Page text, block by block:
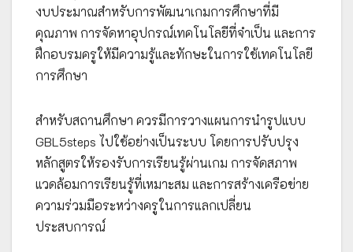
งบประมาณสำหรับการพัฒนาเกมการศึกษาที่มี
คุณภาพ การจัดหาอุปกรณ์เทคโนโลยีที่จำเป็น และการ
ฝึกอบรมครูให้มีความรู้และทักษะในการใช้เทคโนโลยี
การศึกษา
สำหรับสถานศึกษา ควรมีการวางแผนการนำรูปแบบ
GBL5steps ไปใช้อย่างเป็นระบบ โดยการปรับปรุง
หลักสูตรให้รองรับการเรียนรู้ผ่านเกม การจัดสภาพ
แวดล้อมการเรียนรู้ที่เหมาะสม และการสร้างเครือข่าย
ความร่วมมือระหว่างครูในการแลกเปลี่ยน
ประสบการณ์